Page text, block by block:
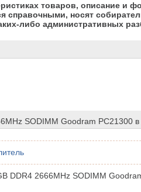
товаров, описание и
справочными, носят
либо административных
SODIMM Goodram PC21300
DDR4 2666MHz SODIMM